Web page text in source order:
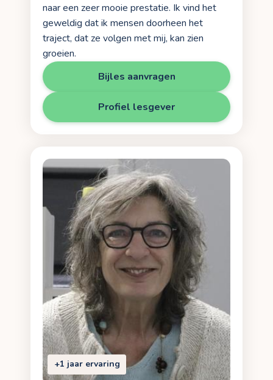
naar een zeer mooie prestatie. Ik vind het
geweldig dat ik mensen doorheen het
traject, dat ze volgen met mij, kan zien
groeien.
Bijles aanvragen
Profiel lesgever
+1 jaar ervaring